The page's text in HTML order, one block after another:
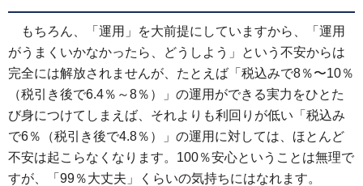
もちろん、「運用」を大前提にしていますから、「運用
がうまくいかなかったら、どうしよう」という不安からは
完全には解放されませんが、たとえば「税込みで8％〜10％
（税引き後で6.4％～8％）」の運用ができる実力をひとた
び身につけてしまえば、それよりも利回りが低い「税込み
で6％（税引き後で4.8％）」の運用に対しては、ほとんど
不安は起こらなくなります。100％安心ということは無理で
すが、「99％大丈夫」くらいの気持ちにはなれます。